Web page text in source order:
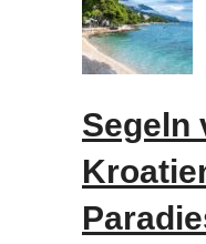
Segeln